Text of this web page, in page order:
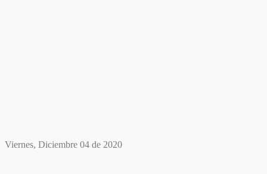
Viernes, Diciembre 04 de 2020